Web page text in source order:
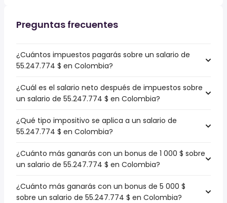
Preguntas frecuentes
¿Cuántos impuestos pagarás sobre un salario de
55.247.774 $ en Colombia?
¿Cuál es el salario neto después de impuestos sobre
un salario de 55.247.774 $ en Colombia?
¿Qué tipo impositivo se aplica a un salario de
55.247.774 $ en Colombia?
¿Cuánto más ganarás con un bonus de 1 000 $ sobre
un salario de 55.247.774 $ en Colombia?
¿Cuánto más ganarás con un bonus de 5 000 $
sobre un salario de 55.247.774 $ en Colombia?